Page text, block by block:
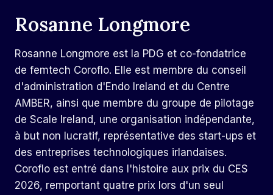
Rosanne Longmore
Rosanne Longmore est la PDG et co-fondatrice
de femtech Coroflo. Elle est membre du conseil
d'administration d'Endo Ireland et du Centre
AMBER, ainsi que membre du groupe de pilotage
de Scale Ireland, une organisation indépendante,
à but non lucratif, représentative des start-ups et
des entreprises technologiques irlandaises.
Coroflo est entré dans l'histoire aux prix du CES
2026, remportant quatre prix lors d'un seul